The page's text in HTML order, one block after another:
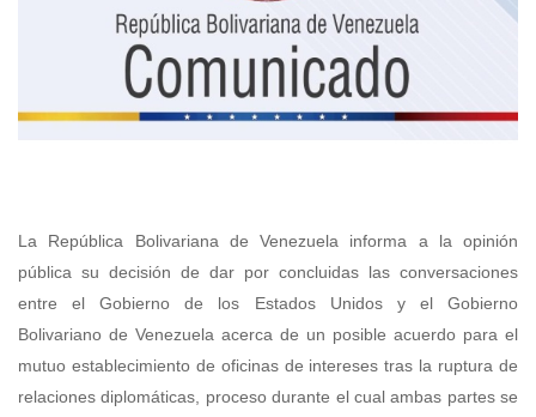
La República Bolivariana de Venezuela informa a la opinión
pública su decisión de dar por concluidas las conversaciones
entre el Gobierno de los Estados Unidos y el Gobierno
Bolivariano de Venezuela acerca de un posible acuerdo para el
mutuo establecimiento de oficinas de intereses tras la ruptura de
relaciones diplomáticas, proceso durante el cual ambas partes se